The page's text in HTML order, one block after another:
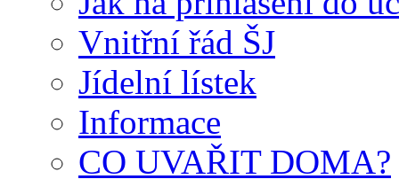
Vnitřní řád ŠJ
Jídelní lístek
Informace
CO UVAŘIT DOMA?